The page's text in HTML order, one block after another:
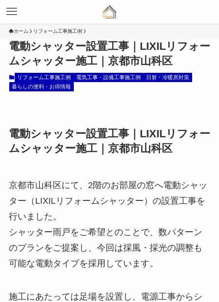
ホーム リフォーム工事施工例
電動シャッター設置工事｜LIXILリフォー
ムシャッター施工｜京都市山科区
リフォーム工事施工例 電気工事・設備工事施工例
日射・冷暖房対策
暮らしの便利・お得情報
電動シャッター設置工事｜LIXILリフォー
ムシャッター施工｜京都市山科区
京都市山科区にて、2階のお部屋の窓へ電動シャッ
ター（LIXILリフォームシャッター）の設置工事を
行いました。
シャッター雨戸をご希望とのことで、数パターン
のプランをご提案し、今回は採風・採光の調整も
可能な電動タイプを採用しています。
施工にあたっては足場を設置し、電源工事からシ